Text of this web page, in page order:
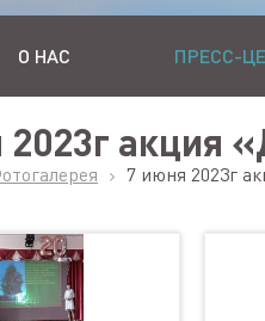
О НАС ПРЕСС-
2023г акция
7 июня 2023г